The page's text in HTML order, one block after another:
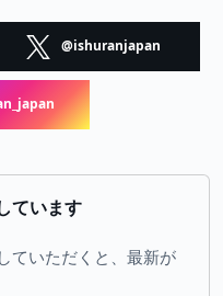
@ishuranjapan
ています
ていただくと、最新が